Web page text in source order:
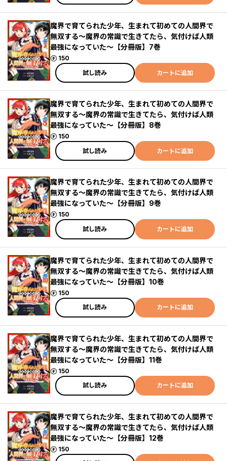
魔界で育てられた少年、生まれて初めての人間界で
無双する～魔界の常識で生きてたら、気付けば人類
最強になっていた～【分冊版】7巻
150
ポイント
試し読み
カートに追加
魔界で育てられた少年、生まれて初めての人間界で
無双する～魔界の常識で生きてたら、気付けば人類
最強になっていた～【分冊版】8巻
150
ポイント
試し読み
カートに追加
魔界で育てられた少年、生まれて初めての人間界で
無双する～魔界の常識で生きてたら、気付けば人類
最強になっていた～【分冊版】9巻
150
ポイント
試し読み
カートに追加
魔界で育てられた少年、生まれて初めての人間界で
無双する～魔界の常識で生きてたら、気付けば人類
最強になっていた～【分冊版】10巻
150
ポイント
試し読み
カートに追加
魔界で育てられた少年、生まれて初めての人間界で
無双する～魔界の常識で生きてたら、気付けば人類
最強になっていた～【分冊版】11巻
150
ポイント
試し読み
カートに追加
魔界で育てられた少年、生まれて初めての人間界で
無双する～魔界の常識で生きてたら、気付けば人類
最強になっていた～【分冊版】12巻
150
ポイント